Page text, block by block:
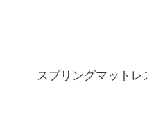
スプリングマット